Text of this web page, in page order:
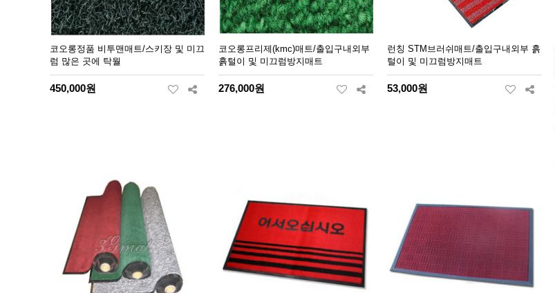
코오롱정품 비투맨매트/스키장 및 미끄
럼 많은 곳에 탁월
450,000원
코오롱프리제(kmc)매트/출입구내외부
흙털이 및 미끄럼방지매트
276,000원
런칭 STM브러쉬매트/출입구내외부 흙
털이 및 미끄럼방지매트
53,000원